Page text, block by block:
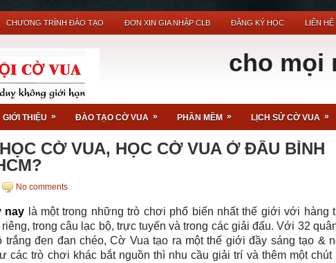
CHƯƠNG TRÌNH ĐÀO TẠO ĐƠN XIN GIA NHẬP CLB ĐĂNG KÝ HỌC LIÊN HỆ
tuệ dành cho mọi
GIỚI THIỆU » ĐÀO TẠO CỜ VUA » PHẦN MỀM » LỊCH SỬ CỜ VUA »
CỜ VUA, HỌC CỜ VUA Ở ĐÂU BÌNH
No comments
nay là một trong những trò chơi phổ biến nhất thế giới với hàng
trong câu lạc bộ, trực tuyến và trong các giải đấu. Với 32
trắng đen đan chéo, Cờ Vua tạo ra một thế giới đầy sáng tạo &
các trò chơi khác bắt nguồn thì nhu cầu giải trí và thêm một chút